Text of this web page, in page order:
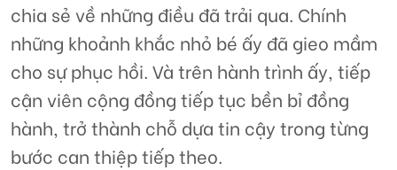
chia sẻ về những điều đã trải qua. Chính
những khoảnh khắc nhỏ bé ấy đã gieo mầm
cho sự phục hồi. Và trên hành trình ấy, tiếp
cận viên cộng đồng tiếp tục bền bỉ đồng
hành, trở thành chỗ dựa tin cậy trong từng
bước can thiệp tiếp theo.